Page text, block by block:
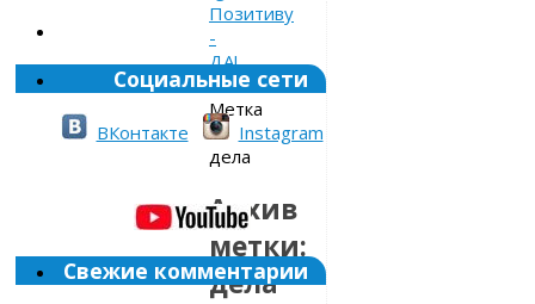
Позитиву
-
ДА!
»
Метка
»
дела
Архив
метки:
дела
Социальные сети
ВКонтакте Instagram
Свежие комментарии